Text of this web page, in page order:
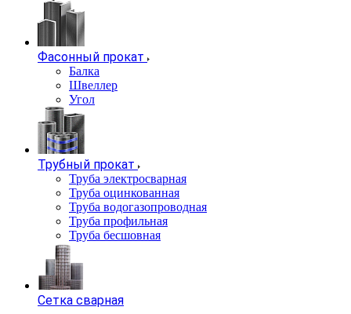
Фасонный прокат
Балка
Швеллер
Угол
Трубный прокат
Труба электросварная
Труба оцинкованная
Труба водогазопроводная
Труба профильная
Труба бесшовная
Сетка сварная